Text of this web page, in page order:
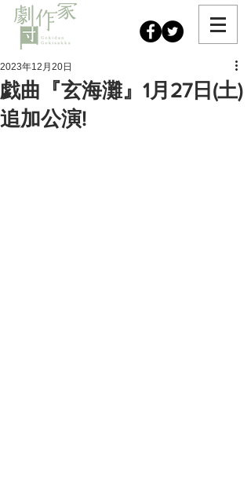
戯曲『玄海灘』1月27日(土)
追加公演!
2023年12月20日